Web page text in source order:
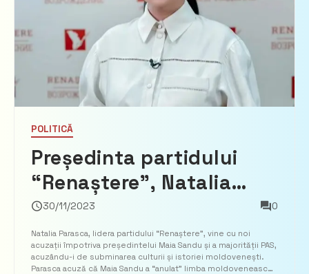
POLITICĂ
Președinta partidului
“Renaștere”, Natalia
Parasca, denunță PAS și
pe Maia Sandu pentru
atacurile asupra
30/11/2023 0
Natalia Parasca, lidera partidului “Renaștere”, vine cu noi
acuzații împotriva președintelui Maia Sandu și a majorității PAS,
acuzându-i de subminarea culturii și istoriei moldovenești.
Parasca acuză că Maia Sandu a “anulat” limba moldovenească